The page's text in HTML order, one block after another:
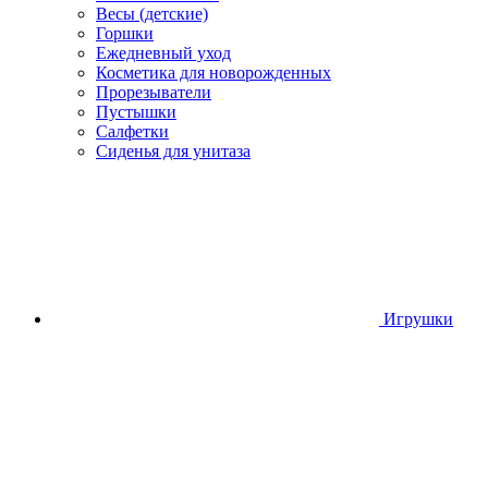
Весы (детские)
Горшки
Ежедневный уход
Косметика для новорожденных
Прорезыватели
Пустышки
Салфетки
Сиденья для унитаза
Игрушки